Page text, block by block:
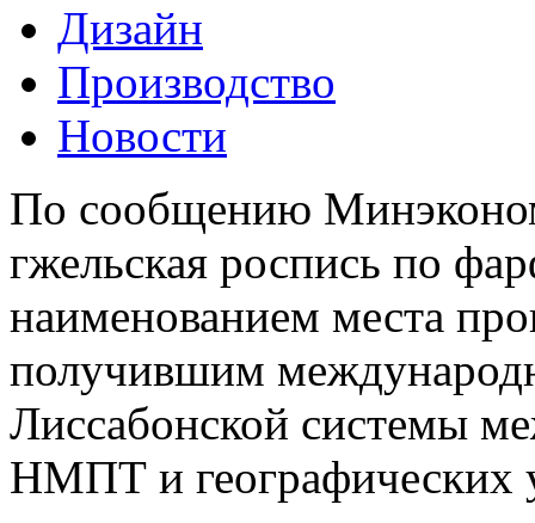
Дизайн
Производство
Новости
По сообщению
гжельская роспись по
наименованием места
получившим
Лиссабонской системы
НМПТ и географических